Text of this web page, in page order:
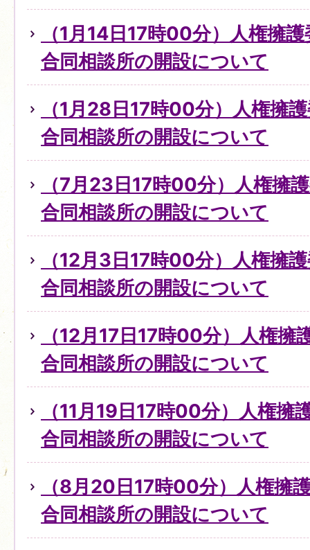
（1月14日17時00分）人権擁
合同相談所の開設について
（1月28日17時00分）人権擁
合同相談所の開設について
（7月23日17時00分）人権擁
合同相談所の開設について
（12月3日17時00分）人権擁
合同相談所の開設について
（12月17日17時00分）人権擁
合同相談所の開設について
（11月19日17時00分）人権擁
合同相談所の開設について
（8月20日17時00分）人権擁
合同相談所の開設について